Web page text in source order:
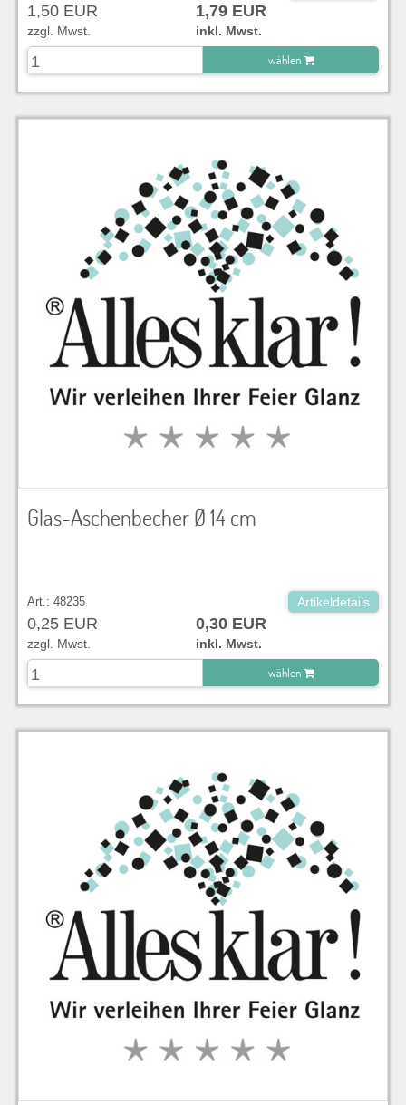
1,50 EUR 1,79 EUR
zzgl. Mwst.
inkl. Mwst.
wählen
zu Warenkorb hinzugefügt.
Glas-Aschenbecher Ø 14 cm
Art.: 48235 Artikeldetails
0,25 EUR 0,30 EUR
zzgl. Mwst.
inkl. Mwst.
wählen
zu Warenkorb hinzugefügt.